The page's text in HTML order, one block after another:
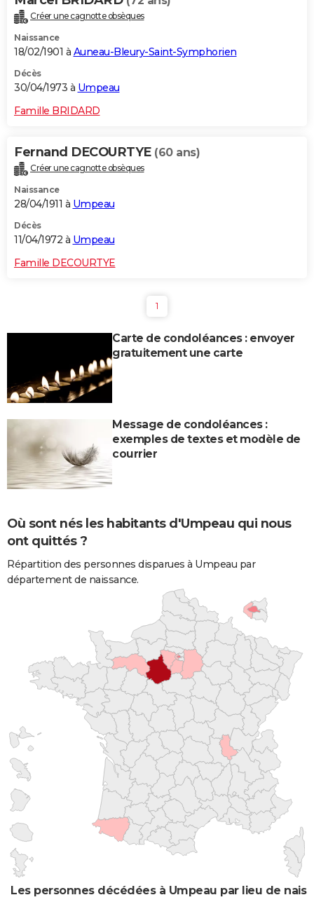
Créer une cagnotte obsèques
Naissance
18/02/1901 à Auneau-Bleury-Saint-Symphorien
Décès
30/04/1973 à Umpeau
Famille BRIDARD
Fernand DECOURTYE (60 ans)
Créer une cagnotte obsèques
Naissance
28/04/1911 à Umpeau
Décès
11/04/1972 à Umpeau
Famille DECOURTYE
1
Carte de condoléances : envoyer
gratuitement une carte
Message de condoléances :
exemples de textes et modèle de
courrier
Où sont nés les habitants d'Umpeau qui nous
ont quittés ?
Répartition des personnes disparues à Umpeau par
département de naissance.
Les personnes décédées à Umpeau par lieu de